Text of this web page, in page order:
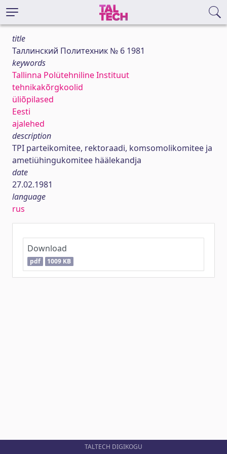
title
Таллинский Политехник № 6 1981
keywords
Tallinna Polütehniline Instituut
tehnikakõrgkoolid
üliõpilased
Eesti
ajalehed
description
TPI parteikomitee, rektoraadi, komsomolikomitee ja
ametiühingukomitee häälekandja
date
27.02.1981
language
rus
Download
pdf 1009 KB
TALTECH DIGIKOGU